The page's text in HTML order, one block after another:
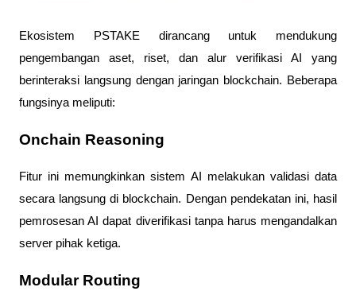
Ekosistem PSTAKE dirancang untuk mendukung
pengembangan aset, riset, dan alur verifikasi AI yang
berinteraksi langsung dengan jaringan blockchain. Beberapa
fungsinya meliputi:
Onchain Reasoning
Fitur ini memungkinkan sistem AI melakukan validasi data
secara langsung di blockchain. Dengan pendekatan ini, hasil
pemrosesan AI dapat diverifikasi tanpa harus mengandalkan
server pihak ketiga.
Modular Routing